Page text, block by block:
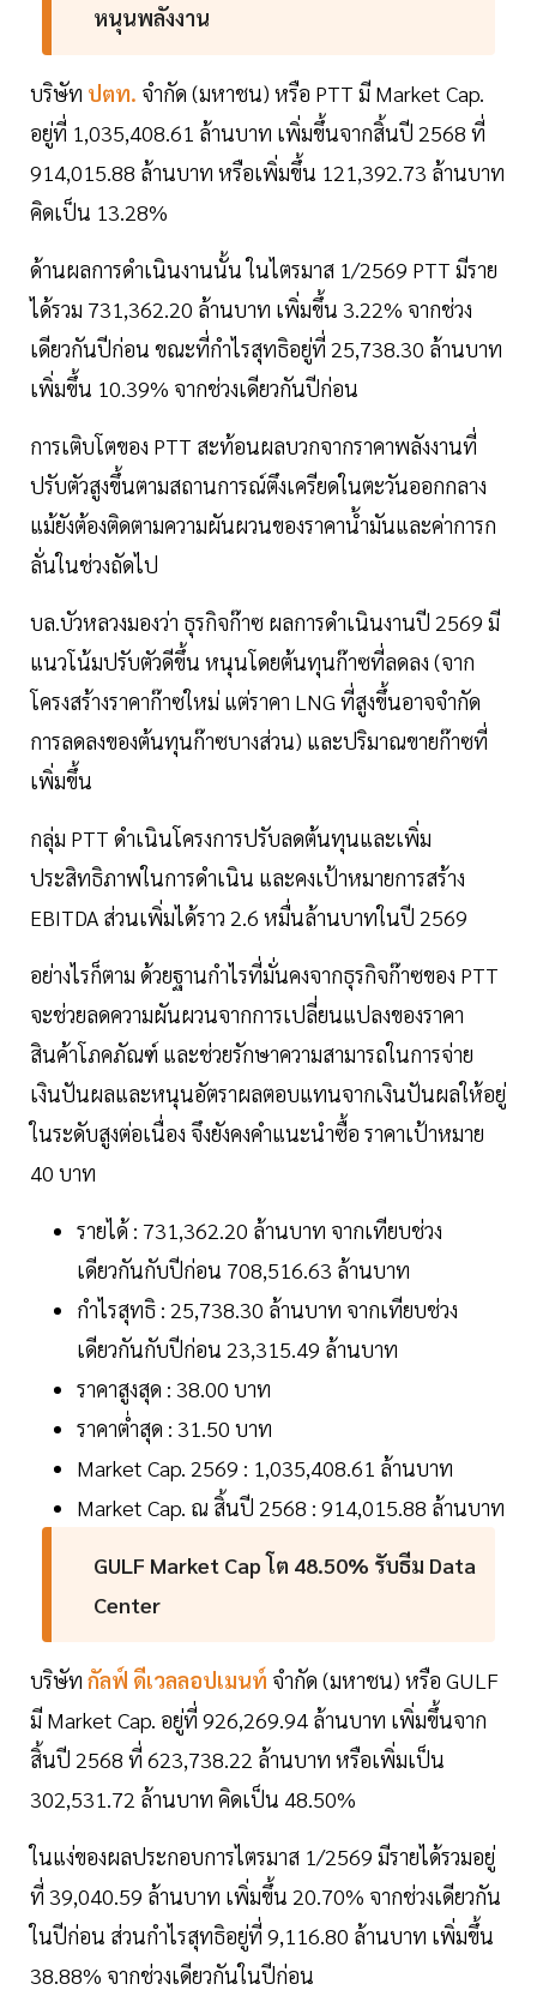
หนุนพลังงาน
บริษัท ปตท. จำกัด (มหาชน) หรือ PTT มี Market Cap.
อยู่ที่ 1,035,408.61 ล้านบาท เพิ่มขึ้นจากสิ้นปี 2568 ที่
914,015.88 ล้านบาท หรือเพิ่มขึ้น 121,392.73 ล้านบาท
คิดเป็น 13.28%
ด้านผลการดำเนินงานนั้น ในไตรมาส 1/2569 PTT มีราย
ได้รวม 731,362.20 ล้านบาท เพิ่มขึ้น 3.22% จากช่วง
เดียวกันปีก่อน ขณะที่กำไรสุทธิอยู่ที่ 25,738.30 ล้านบาท
เพิ่มขึ้น 10.39% จากช่วงเดียวกันปีก่อน
การเติบโตของ PTT สะท้อนผลบวกจากราคาพลังงานที่
ปรับตัวสูงขึ้นตามสถานการณ์ตึงเครียดในตะวันออกกลาง
แม้ยังต้องติดตามความผันผวนของราคาน้ำมันและค่าการก
ลั่นในช่วงถัดไป
บล.บัวหลวงมองว่า ธุรกิจก๊าซ ผลการดำเนินงานปี 2569 มี
แนวโน้มปรับตัวดีขึ้น หนุนโดยต้นทุนก๊าซที่ลดลง (จาก
โครงสร้างราคาก๊าซใหม่ แต่ราคา LNG ที่สูงขึ้นอาจจำกัด
การลดลงของต้นทุนก๊าซบางส่วน) และปริมาณขายก๊าซที่
เพิ่มขึ้น
กลุ่ม PTT ดำเนินโครงการปรับลดต้นทุนและเพิ่ม
ประสิทธิภาพในการดำเนิน และคงเป้าหมายการสร้าง
EBITDA ส่วนเพิ่มได้ราว 2.6 หมื่นล้านบาทในปี 2569
อย่างไรก็ตาม ด้วยฐานกำไรที่มั่นคงจากธุรกิจก๊าซของ PTT
จะช่วยลดความผันผวนจากการเปลี่ยนแปลงของราคา
สินค้าโภคภัณฑ์ และช่วยรักษาความสามารถในการจ่าย
เงินปันผลและหนุนอัตราผลตอบแทนจากเงินปันผลให้อยู่
ในระดับสูงต่อเนื่อง จึงยังคงคำแนะนำซื้อ ราคาเป้าหมาย
40 บาท
รายได้ : 731,362.20 ล้านบาท จากเทียบช่วง
เดียวกันกับปีก่อน 708,516.63 ล้านบาท
กำไรสุทธิ : 25,738.30 ล้านบาท จากเทียบช่วง
เดียวกันกับปีก่อน 23,315.49 ล้านบาท
ราคาสูงสุด : 38.00 บาท
ราคาต่ำสุด : 31.50 บาท
Market Cap. 2569 : 1,035,408.61 ล้านบาท
Market Cap. ณ สิ้นปี 2568 : 914,015.88 ล้านบาท
GULF Market Cap โต 48.50% รับธีม Data
Center
บริษัท กัลฟ์ ดีเวลลอปเมนท์ จำกัด (มหาชน) หรือ GULF
มี Market Cap. อยู่ที่ 926,269.94 ล้านบาท เพิ่มขึ้นจาก
สิ้นปี 2568 ที่ 623,738.22 ล้านบาท หรือเพิ่มเป็น
302,531.72 ล้านบาท คิดเป็น 48.50%
ในแง่ของผลประกอบการไตรมาส 1/2569 มีรายได้รวมอยู่
ที่ 39,040.59 ล้านบาท เพิ่มขึ้น 20.70% จากช่วงเดียวกัน
ในปีก่อน ส่วนกำไรสุทธิอยู่ที่ 9,116.80 ล้านบาท เพิ่มขึ้น
38.88% จากช่วงเดียวกันในปีก่อน